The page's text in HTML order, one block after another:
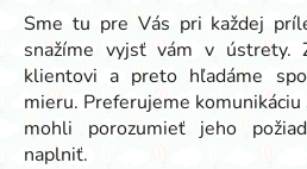
Sme tu pre Vás pri každej
snažíme vyjsť vám v ústrety.
klientovi a preto hľadáme
mieru. Preferujeme komunikáciu
mohli porozumieť jeho
naplniť.